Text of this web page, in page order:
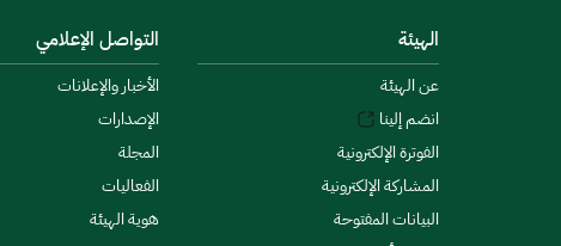
الهيئة
عن الهيئة
انضم إلينا
الفوترة الإلكترونية
المشاركة الإلكترونية
البيانات المفتوحة
التواصل الإعلامي
الأخبار والإعلانات
الإصدارات
المجلة
الفعاليات
هوية الهيئة